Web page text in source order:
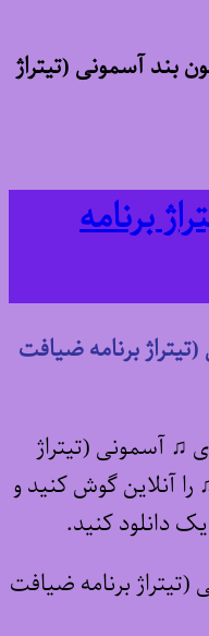
بند آسمونی (تیتراژ
برنامه
برنامه ضیافت
♫ آسمونی (تیتراژ
را آنلاین گوش کنید و
دانلود کنید.